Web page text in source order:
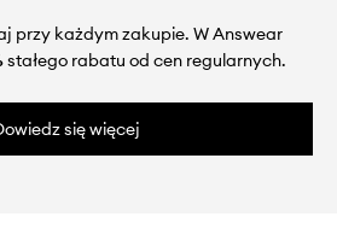
przy każdym zakupie. W Answear
stałego rabatu od cen regularnych.
się więcej